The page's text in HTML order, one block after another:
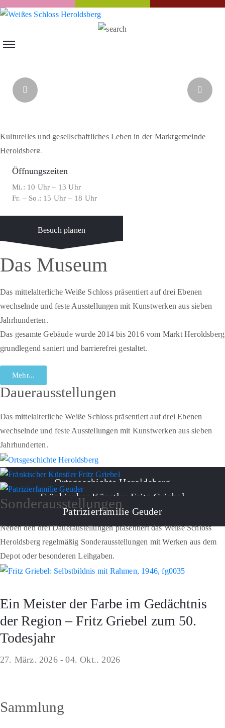
Kulturelles und gesellschaftliches Leben in der Marktgemeinde
Heroldsberg.
Öffnungszeiten
Mi.: 10 Uhr – 13 Uhr
Fr. – So.: 15 Uhr – 18 Uhr
Besuch planen
Das Museum
Das mittelalterliche Weiße Schloss präsentiert auf drei Ebenen
wechselnde und feste Ausstellungen mit Kunstwerken aus sieben
Jahrhunderten.
Das gesamte Gebäude wurde 2014 bis 2016 vom Markt Heroldsberg
grundlegend saniert und barrierefrei gestaltet.
Mehr...
Dauerausstellungen
Das mittelalterliche Weiße Schloss präsentiert auf drei Ebenen
wechselnde und feste Ausstellungen mit Kunstwerken aus sieben
Jahrhunderten.
Ortsgeschichte Heroldsberg
Fränkischer Künstler Fritz Griebel
Patrizierfamilie Geuder
Sonderausstellungen
Neben den drei Daueraustellungen präsentiert das Weiße Schloss
Heroldsberg regelmäßig Sonderausstellungen mit Werken aus dem
Depot oder besonderen Leihgaben.
Ein Meister der Farbe im Gedächtnis
der Region – Fritz Griebel zum 50.
Todesjahr
27. März. 2026 - 04. Okt.. 2026
Sammlung